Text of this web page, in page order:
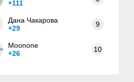
+111
Дана Чакарова
+29
9
Moonone
+26
10